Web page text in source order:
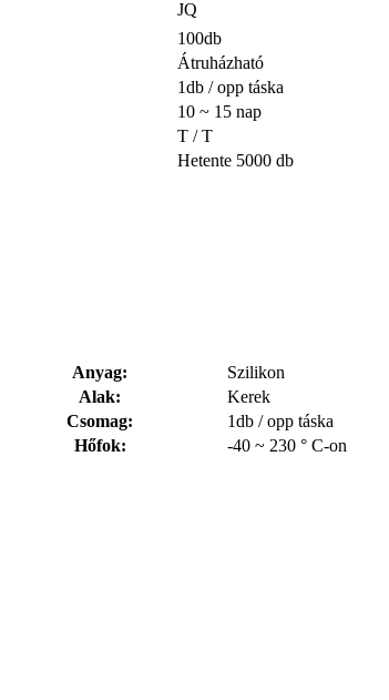
JQ
100db
Átruházható
1db / opp táska
10 ~ 15 nap
T / T
Hetente 5000 db
Anyag:
Szilikon
Alak:
Kerek
Csomag:
1db / opp táska
Hőfok: -40 ~ 230 ° C-on